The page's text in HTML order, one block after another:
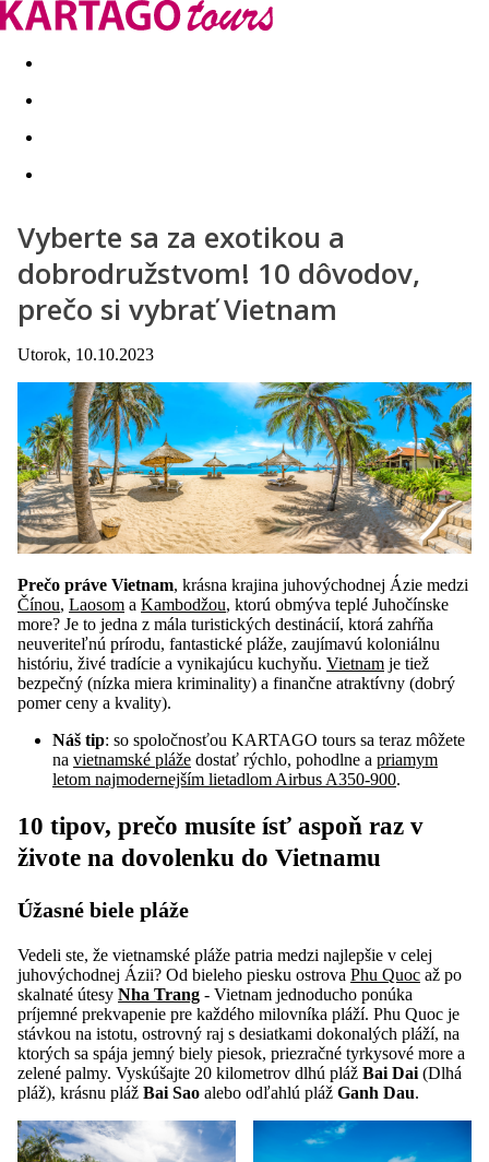
Last minute Dovolenkové kluby
Vyberte sa za exotikou a
dobrodružstvom! 10 dôvodov,
prečo si vybrať Vietnam
Utorok, 10.10.2023
Prečo práve Vietnam, krásna krajina juhovýchodnej Ázie medzi
Čínou, Laosom a Kambodžou, ktorú obmýva teplé Juhočínske
more? Je to jedna z mála turistických destinácií, ktorá zahŕňa
neuveriteľnú prírodu, fantastické pláže, zaujímavú koloniálnu
históriu, živé tradície a vynikajúcu kuchyňu. Vietnam je tiež
bezpečný (nízka miera kriminality) a finančne atraktívny (dobrý
pomer ceny a kvality).
Náš tip: so spoločnosťou KARTAGO tours sa teraz môžete
na vietnamské pláže dostať rýchlo, pohodlne a priamym
letom najmodernejším lietadlom Airbus A350-900.
10 tipov, prečo musíte ísť aspoň raz v
živote na dovolenku do Vietnamu
Úžasné biele pláže
Vedeli ste, že vietnamské pláže patria medzi najlepšie v celej
juhovýchodnej Ázii? Od bieleho piesku ostrova Phu Quoc až po
skalnaté útesy Nha Trang - Vietnam jednoducho ponúka
príjemné prekvapenie pre každého milovníka pláží. Phu Quoc je
stávkou na istotu, ostrovný raj s desiatkami dokonalých pláží, na
ktorých sa spája jemný biely piesok, priezračné tyrkysové more a
zelené palmy. Vyskúšajte 20 kilometrov dlhú pláž Bai Dai (Dlhá
pláž), krásnu pláž Bai Sao alebo odľahlú pláž Ganh Dau.